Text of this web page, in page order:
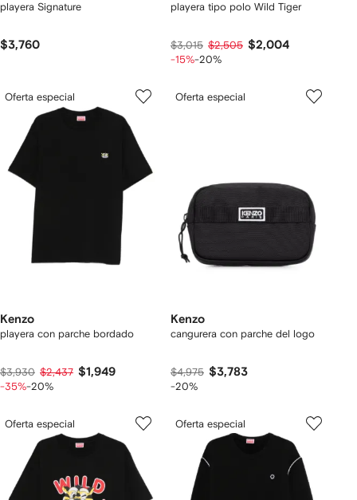
playera Signature
$3,760
playera tipo polo Wild Tiger
$3,015 $2,505 $2,004
-15%-20%
Oferta especial
Kenzo
playera con parche bordado
$3,930 $2,437 $1,949
-35%-20%
Oferta especial
Kenzo
cangurera con parche del logo
$4,975 $3,783
-20%
Oferta especial Oferta especial